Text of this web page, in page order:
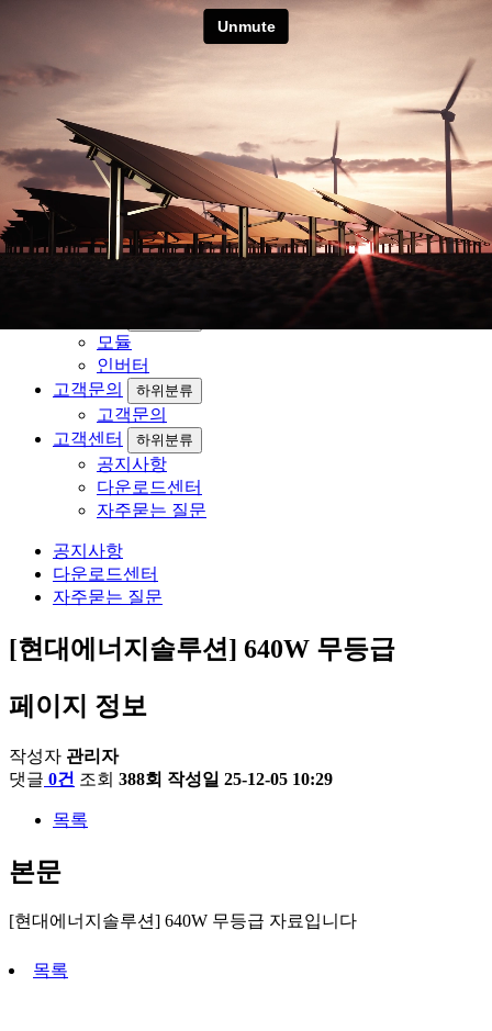
[현대에너지솔루션] 640W 무
등급 > data
본문 바로가기
메뉴 닫기
회사소개 하위분류
인사말
모듈
인버터
고객문의
하위분류
고객문의
고객센터
하위분류
공지사항
다운로드센터
자주묻는 질문
공지사항
다운로드센터
자주묻는 질문
[현대에너지솔루션] 640W 무등급
페이지 정보
작성자 관리자
댓글 0건 조회 388회 작성일 25-12-05 10:29
목록
본문
[현대에너지솔루션] 640W 무등급 자료입니다
목록